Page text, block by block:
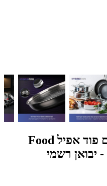
סט סירים ומחבת 5 חלקים פוד אפיל Food